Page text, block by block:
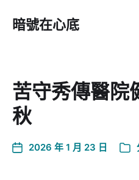
暗號在心底
苦守秀傳醫院
秋
2026 年 1 月 23 日